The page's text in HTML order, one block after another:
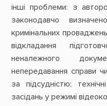
інші проблеми: з
законодавчо
кримінальних
відкладання
неналежного
непередавання справи
за підсудністю;
засідань у режимі